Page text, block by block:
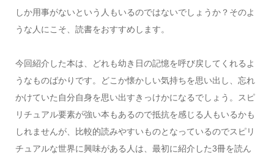
しか用事がないという人もいるのではないでしょうか？そのよ
うな人にこそ、読書をおすすめします。
今回紹介した本は、どれも幼き日の記憶を呼び戻してくれるよ
うなものばかりです。どこか懐かしい気持ちを思い出し、忘れ
かけていた自分自身を思い出すきっけかになるでしょう。スピ
リチュアル要素が強い本もあるので抵抗を感じる人もいるかも
しれませんが、比較的読みやすいものとなっているのでスピリ
チュアルな世界に興味がある人は、最初に紹介した3冊を読ん